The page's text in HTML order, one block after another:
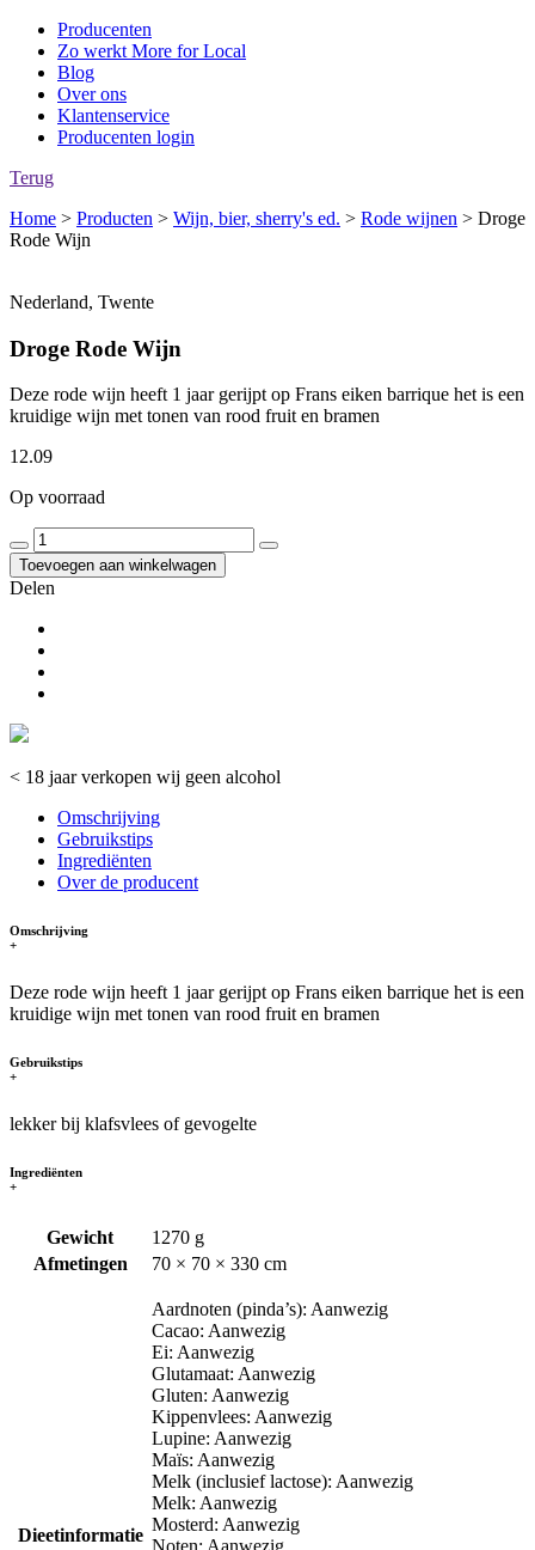
Producenten
Zo werkt More for Local
Blog
Over ons
Klantenservice
Producenten login
Terug
Home > Producten > Wijn, bier, sherry's ed. > Rode wijnen > Droge
Rode Wijn
Nederland, Twente
Droge Rode Wijn
Deze rode wijn heeft 1 jaar gerijpt op Frans eiken barrique het is een
kruidige wijn met tonen van rood fruit en bramen
12.09
Op voorraad
Toevoegen aan winkelwagen
Delen
< 18 jaar verkopen wij geen alcohol
Omschrijving
Gebruikstips
Ingrediënten
Over de producent
Omschrijving
+
Deze rode wijn heeft 1 jaar gerijpt op Frans eiken barrique het is een
kruidige wijn met tonen van rood fruit en bramen
Gebruikstips
+
lekker bij klafsvlees of gevogelte
Ingrediënten
+
Gewicht
1270 g
Afmetingen
70 × 70 × 330 cm
Dieetinformatie
Aardnoten (pinda’s): Aanwezig
Cacao: Aanwezig
Ei: Aanwezig
Glutamaat: Aanwezig
Gluten: Aanwezig
Kippenvlees: Aanwezig
Lupine: Aanwezig
Maïs: Aanwezig
Melk (inclusief lactose): Aanwezig
Melk: Aanwezig
Mosterd: Aanwezig